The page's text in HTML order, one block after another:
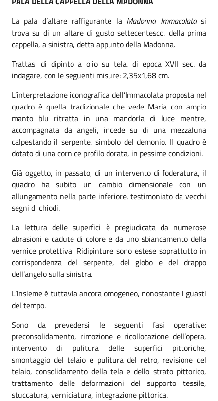
La pala d’altare raffigurante la Madonna Immacolatasi
trova su di un altare di gusto settecentesco, della prima
cappella, a sinistra, detta appunto della Madonna.
Trattasi di dipinto a olio su tela, di epoca XVII sec. da
indagare, con le seguenti misure: 2,35x1,68 cm.
L’interpretazione iconografica dell’Immacolata proposta nel
quadro è quella tradizionale che vede Maria con ampio
manto blu ritratta in una mandorla di luce mentre,
accompagnata da angeli, incede su di una mezzaluna
calpestando il serpente, simbolo del demonio. Il quadro è
dotato di una cornice profilo dorata, in pessime condizioni.
Già oggetto, in passato, di un intervento di foderatura, il
quadro ha subito un cambio dimensionale con un
allungamento nella parte inferiore, testimoniato da vecchi
segni di chiodi.
La lettura delle superfici è pregiudicata da numerose
abrasioni e cadute di colore e da uno sbiancamento della
vernice protettiva. Ridipinture sono estese soprattutto in
corrispondenza del serpente, del globo e del drappo
dell’angelo sulla sinistra.
L’insieme è tuttavia ancora omogeneo, nonostante i guasti
del tempo.
Sono da prevedersi le seguenti fasi operative:
preconsolidamento, rimozione e ricollocazione dell’opera,
intervento di pulitura delle superfici pittoriche,
smontaggio del telaio e pulitura del retro, revisione del
telaio, consolidamento della tela e dello strato pittorico,
trattamento delle deformazioni del supporto tessile,
stuccatura, verniciatura, integrazione pittorica.